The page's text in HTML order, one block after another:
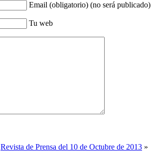
Email (obligatorio) (no será publicado)
Tu web
Revista de Prensa del 10 de Octubre de 2013 »